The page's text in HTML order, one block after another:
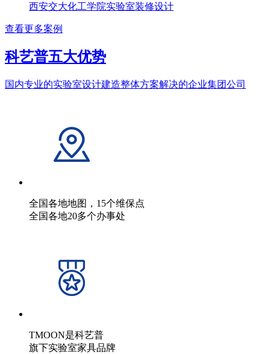
西安交大化工学院实验室装修设计
查看更多案例
科艺普五大优势
国内专业的实验室设计建造整体方案解决的企业集团公司
全国各地地图，15个维保点
全国各地20多个办事处
TMOON是科艺普
旗下实验室家具品牌